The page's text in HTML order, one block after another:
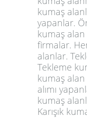
kumaş
yapanlar.
kumaş
firmalar.
alanlar.
Tekleme
kumaş
alımı
kumaş
Karışık